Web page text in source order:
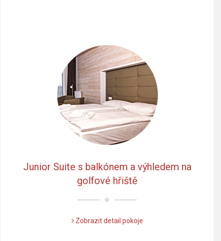
Junior Suite s balkónem a výhledem na
golfové hřiště
Zobrazit detail pokoje